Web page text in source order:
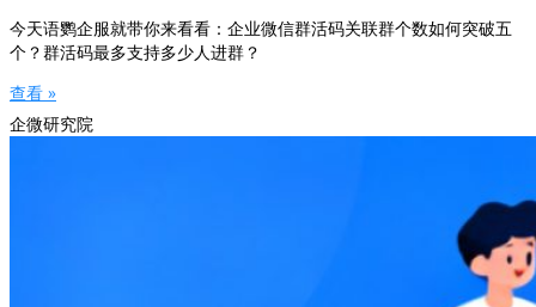
今天语鹦企服就带你来看看：企业微信群活码关联群个数如何突破五
个？群活码最多支持多少人进群？
查看 »
企微研究院